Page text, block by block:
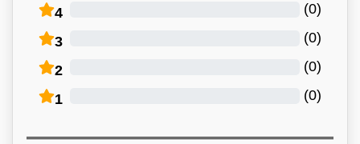
4 (
0
)
3 (
0
)
2 (
0
)
1 (
0
)